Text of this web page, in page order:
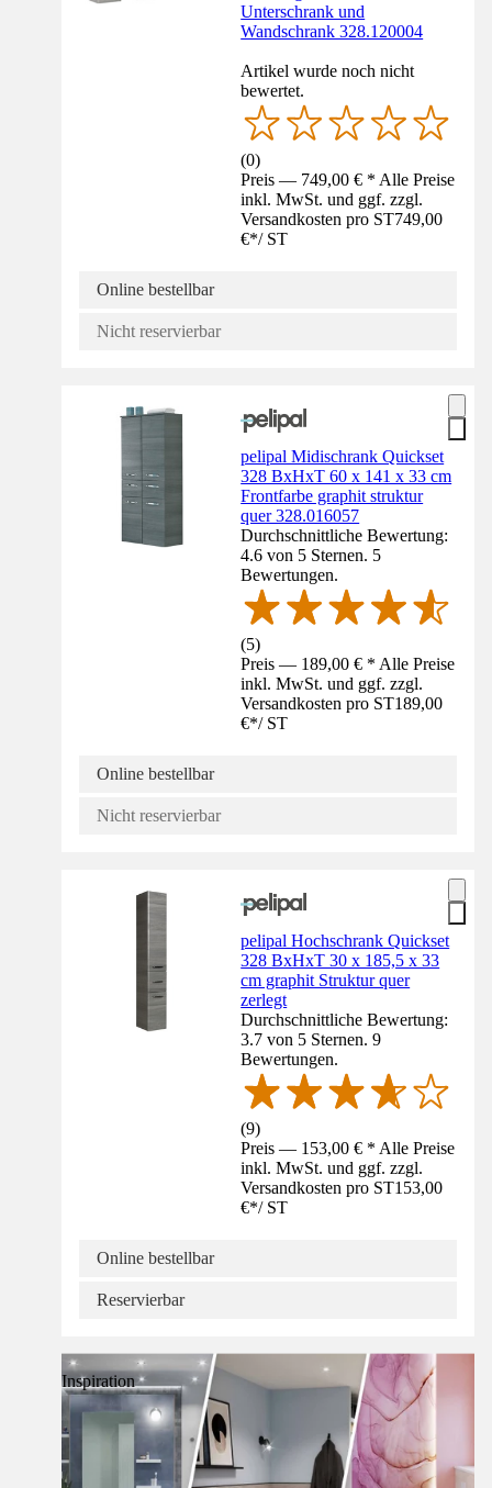
Unterschrank und
Wandschrank 328.120004
Artikel wurde noch nicht
bewertet.
(0)
Preis — 749,00 € * Alle Preise
inkl. MwSt. und ggf. zzgl.
Versandkosten pro ST749,00
€*/ ST
Online bestellbar
Nicht reservierbar
pelipal Midischrank Quickset
328 BxHxT 60 x 141 x 33 cm
Frontfarbe graphit struktur
quer 328.016057
Durchschnittliche Bewertung:
4.6 von 5 Sternen. 5
Bewertungen.
(5)
Preis — 189,00 € * Alle Preise
inkl. MwSt. und ggf. zzgl.
Versandkosten pro ST189,00
€*/ ST
Online bestellbar
Nicht reservierbar
pelipal Hochschrank Quickset
328 BxHxT 30 x 185,5 x 33
cm graphit Struktur quer
zerlegt
Durchschnittliche Bewertung:
3.7 von 5 Sternen. 9
Bewertungen.
(9)
Preis — 153,00 € * Alle Preise
inkl. MwSt. und ggf. zzgl.
Versandkosten pro ST153,00
€*/ ST
Online bestellbar
Reservierbar
Inspiration